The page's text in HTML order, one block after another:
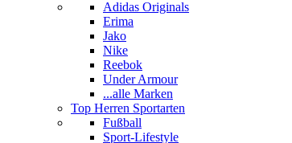
Adidas Originals
Erima
Jako
Nike
Reebok
Under Armour
...alle Marken
Top Herren Sportarten
Fußball
Sport-Lifestyle